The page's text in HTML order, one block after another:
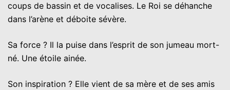
coups de bassin et de vocalises. Le Roi se déhanche
dans l’arène et déboite sévère.
Sa force ? Il la puise dans l’esprit de son jumeau mort-
né. Une étoile ainée.
Son inspiration ? Elle vient de sa mère et de ses amis